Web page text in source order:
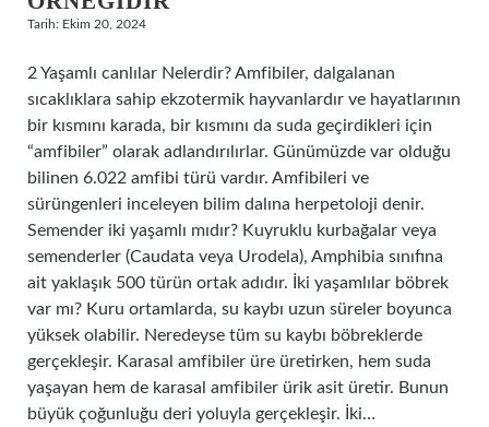
Tarih: Ekim 20, 2024
2 Yaşamlı canlılar Nelerdir? Amfibiler, dalgalanan
sıcaklıklara sahip ekzotermik hayvanlardır ve hayatlarının
bir kısmını karada, bir kısmını da suda geçirdikleri için
“amfibiler” olarak adlandırılırlar. Günümüzde var olduğu
bilinen 6.022 amfibi türü vardır. Amfibileri ve
sürüngenleri inceleyen bilim dalına herpetoloji denir.
Semender iki yaşamlı mıdır? Kuyruklu kurbağalar veya
semenderler (Caudata veya Urodela), Amphibia sınıfına
ait yaklaşık 500 türün ortak adıdır. İki yaşamlılar böbrek
var mı? Kuru ortamlarda, su kaybı uzun süreler boyunca
yüksek olabilir. Neredeyse tüm su kaybı böbreklerde
gerçekleşir. Karasal amfibiler üre üretirken, hem suda
yaşayan hem de karasal amfibiler ürik asit üretir. Bunun
büyük çoğunluğu deri yoluyla gerçekleşir. İki…